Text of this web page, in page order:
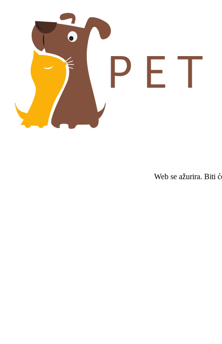
Web se ažurira. Biti